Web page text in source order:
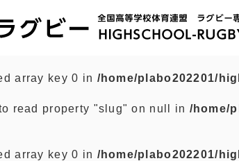
array key 0 in /home/plabo202201/
read property "slug" on null in /home/
array key 0 in /home/plabo202201/